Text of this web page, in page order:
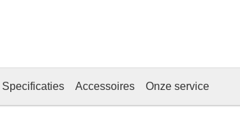
Specificaties Accessoires Onze service